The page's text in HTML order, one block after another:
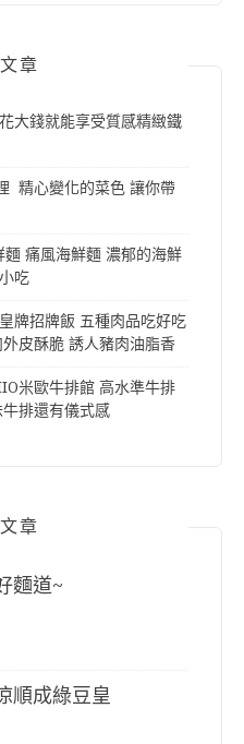
章
大錢就能享受質感精緻鐵
精心變化的菜色 讓你帶
痛風海鮮麵 濃郁的海鮮
吃
牌招牌飯 五種肉品吃好吃
皮酥脆 誘人豬肉油脂香
米歐牛排館 高水準牛排
排還有儀式感
章
麵道~
順成綠豆皇